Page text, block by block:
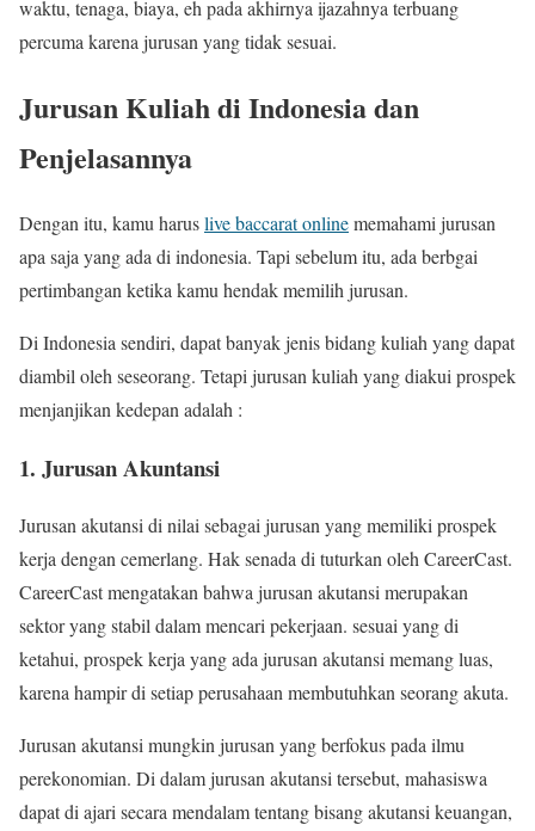
waktu, tenaga, biaya, eh pada akhirnya ijazahnya terbuang
percuma karena jurusan yang tidak sesuai.
Jurusan Kuliah di Indonesia dan
Penjelasannya
Dengan itu, kamu haruslive baccarat onlinememahami jurusan
apa saja yang ada di indonesia. Tapi sebelum itu, ada berbgai
pertimbangan ketika kamu hendak memilih jurusan.
Di Indonesia sendiri, dapat banyak jenis bidang kuliah yang dapat
diambil oleh seseorang. Tetapi jurusan kuliah yang diakui prospek
menjanjikan kedepan adalah :
1. Jurusan Akuntansi
Jurusan akutansi di nilai sebagai jurusan yang memiliki prospek
kerja dengan cemerlang. Hak senada di tuturkan oleh CareerCast.
CareerCast mengatakan bahwa jurusan akutansi merupakan
sektor yang stabil dalam mencari pekerjaan. sesuai yang di
ketahui, prospek kerja yang ada jurusan akutansi memang luas,
karena hampir di setiap perusahaan membutuhkan seorang akuta.
Jurusan akutansi mungkin jurusan yang berfokus pada ilmu
perekonomian. Di dalam jurusan akutansi tersebut, mahasiswa
dapat di ajari secara mendalam tentang bisang akutansi keuangan,